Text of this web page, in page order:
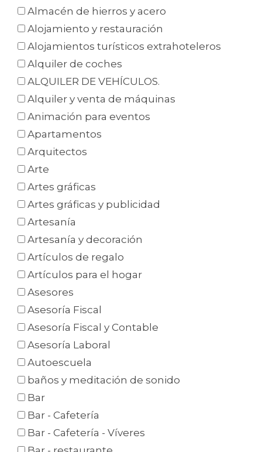
Almacén de hierros y acero
Alojamiento y restauración
Alojamientos turísticos extrahoteleros
Alquiler de coches
ALQUILER DE VEHÍCULOS.
Alquiler y venta de máquinas
Animación para eventos
Apartamentos
Arquitectos
Arte
Artes gráficas
Artes gráficas y publicidad
Artesanía
Artesanía y decoración
Artículos de regalo
Artículos para el hogar
Asesores
Asesoría Fiscal
Asesoría Fiscal y Contable
Asesoría Laboral
Autoescuela
baños y meditación de sonido
Bar
Bar - Cafetería
Bar - Cafetería - Víveres